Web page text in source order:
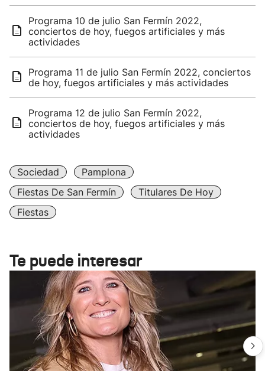
Programa 10 de julio San Fermín 2022,
conciertos de hoy, fuegos artificiales y más
actividades
Programa 11 de julio San Fermín 2022, conciertos
de hoy, fuegos artificiales y más actividades
Programa 12 de julio San Fermín 2022,
conciertos de hoy, fuegos artificiales y más
actividades
Sociedad
Pamplona
Fiestas De San Fermín
Titulares De Hoy
Fiestas
Te puede interesar